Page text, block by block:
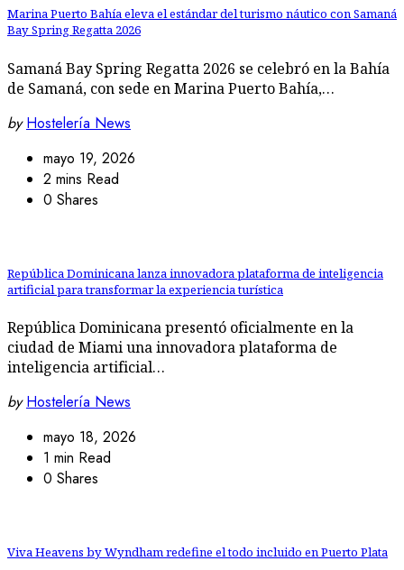
Marina Puerto Bahía eleva el estándar del turismo náutico con Samaná
Bay Spring Regatta 2026
Samaná Bay Spring Regatta 2026 se celebró en la Bahía
de Samaná, con sede en Marina Puerto Bahía,…
by Hostelería News
mayo 19, 2026
2 mins Read
0 Shares
República Dominicana lanza innovadora plataforma de inteligencia
artificial para transformar la experiencia turística
República Dominicana presentó oficialmente en la
ciudad de Miami una innovadora plataforma de
inteligencia artificial…
by Hostelería News
mayo 18, 2026
1 min Read
0 Shares
Viva Heavens by Wyndham redefine el todo incluido en Puerto Plata